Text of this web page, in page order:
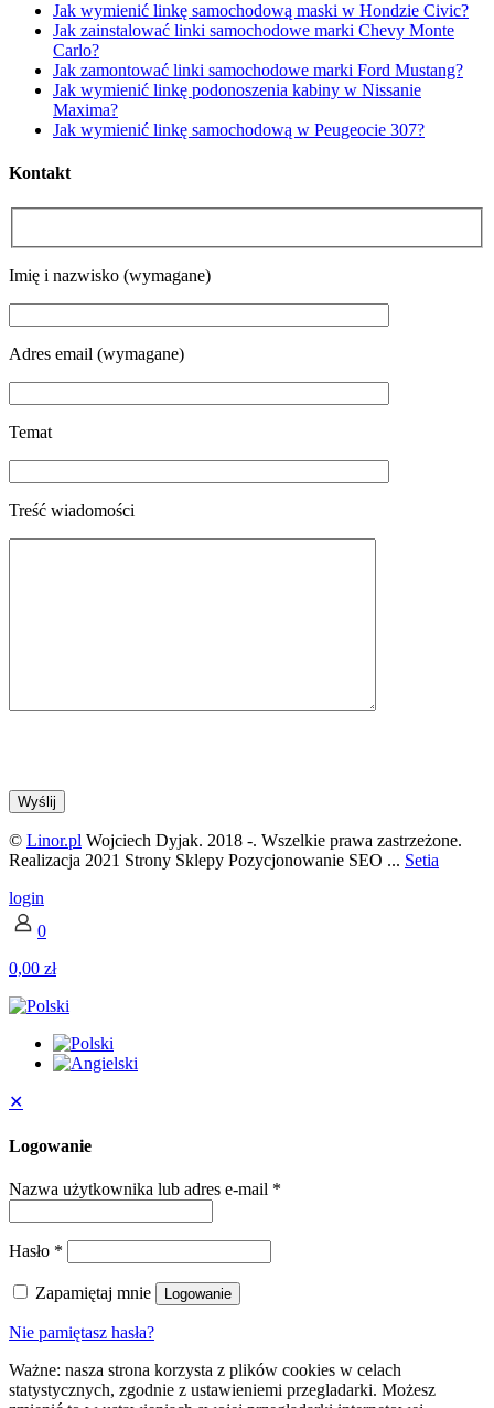
Jak wymienić linkę samochodową maski w Hondzie Civic?
Jak zainstalować linki samochodowe marki Chevy Monte
Carlo?
Jak zamontować linki samochodowe marki Ford Mustang?
Jak wymienić linkę podonoszenia kabiny w Nissanie
Maxima?
Jak wymienić linkę samochodową w Peugeocie 307?
Kontakt
Please leave this field empty.
Imię i nazwisko (wymagane)
Adres email (wymagane)
Temat
Treść wiadomości
© Linor.pl Wojciech Dyjak. 2018 -. Wszelkie prawa zastrzeżone.
Realizacja 2021 Strony Sklepy Pozycjonowanie SEO ... Setia
login
0
0,00 zł
✕
Logowanie
Nazwa użytkownika lub adres e-mail *
Hasło *
Zapamiętaj mnie Logowanie
Nie pamiętasz hasła?
Ważne: nasza strona korzysta z plików cookies w celach
statystycznych, zgodnie z ustawieniemi przegladarki. Możesz